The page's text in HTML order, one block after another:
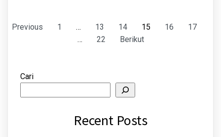
Previous 1 … 13 14 15 16
17
…
22 Berikut
Cari
Recent Posts